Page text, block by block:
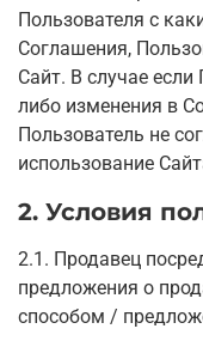
Пользователя с
Соглашения,
Сайт. В случае
либо изменения в
Пользователь не
использование
2. Условия
2.1. Продавец
предложения о
способом /